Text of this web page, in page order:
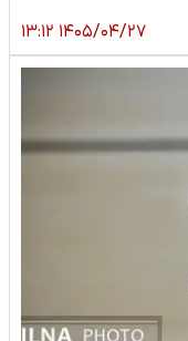
۱۴۰۵/۰۴/۲۷ ۱۳:۱۲